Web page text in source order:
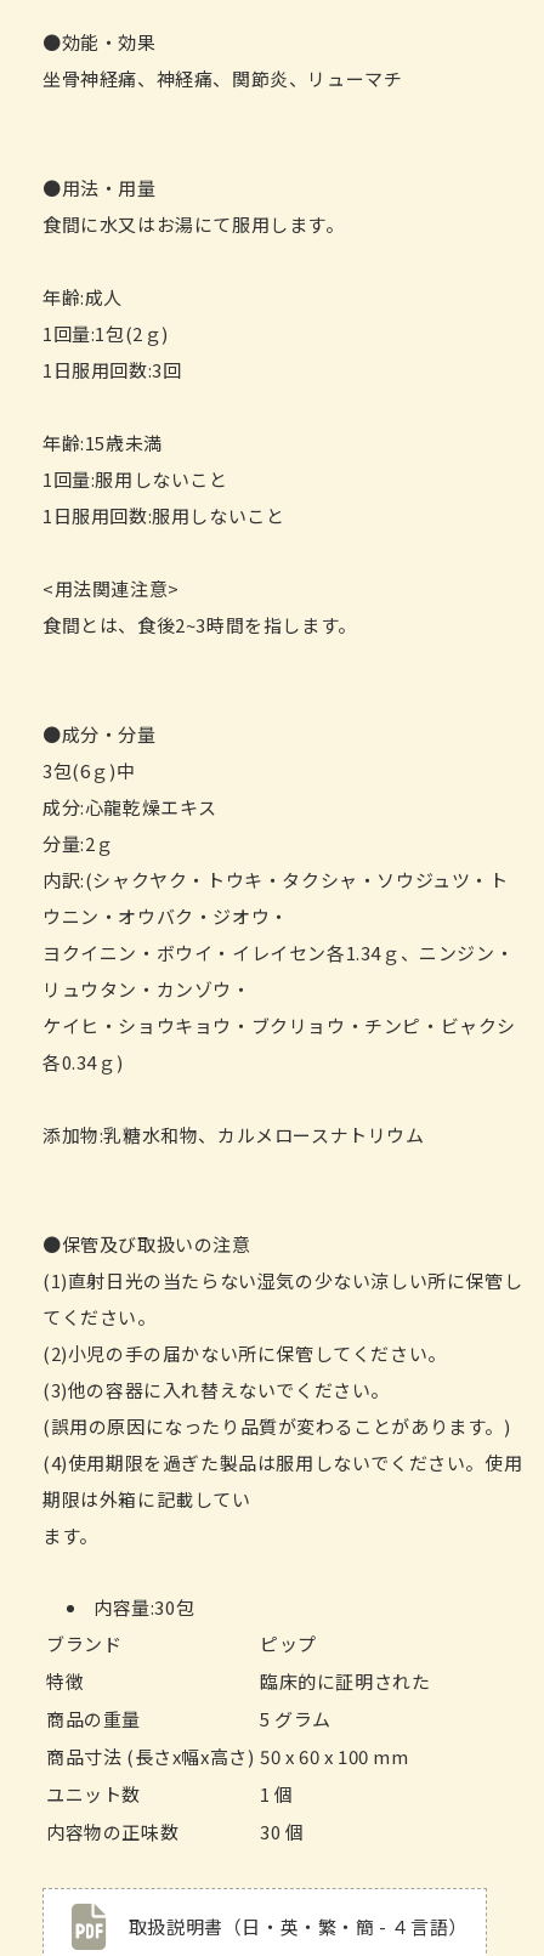
●効能・効果
坐骨神経痛、神経痛、関節炎、リューマチ
●用法・用量
食間に水又はお湯にて服用します。
年齢:成人
1回量:1包(2ｇ)
1日服用回数:3回
年齢:15歳未満
1回量:服用しないこと
1日服用回数:服用しないこと
<用法関連注意>
食間とは、食後2~3時間を指します。
●成分・分量
3包(6ｇ)中
成分:心龍乾燥エキス
分量:2ｇ
内訳:(シャクヤク・トウキ・タクシャ・ソウジュツ・ト
ウニン・オウバク・ジオウ・
ヨクイニン・ボウイ・イレイセン各1.34ｇ、ニンジン・
リュウタン・カンゾウ・
ケイヒ・ショウキョウ・ブクリョウ・チンピ・ビャクシ
各0.34ｇ)
添加物:乳糖水和物、カルメロースナトリウム
●保管及び取扱いの注意
(1)直射日光の当たらない湿気の少ない涼しい所に保管し
てください。
(2)小児の手の届かない所に保管してください。
(3)他の容器に入れ替えないでください。
(誤用の原因になったり品質が変わることがあります。)
(4)使用期限を過ぎた製品は服用しないでください。使用
期限は外箱に記載してい
ます。
内容量:30包
ブランド
ピップ
特徴
臨床的に証明された
商品の重量
5 グラム
商品寸法 (長さx幅x高さ) 50 x 60 x 100 mm
ユニット数
1 個
内容物の正味数
30 個
取扱説明書（日・英・繁・簡 - ４言語）